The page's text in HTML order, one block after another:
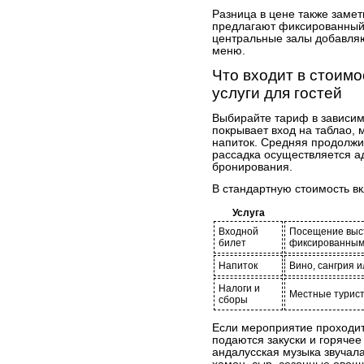
Разница в цене также
предлагают
центральные залы
меню.
Что входит в
услуги для гостей
Выбирайте тариф в
покрывает вход на таблао,
напиток. Средняя
рассадка осуществляется
бронирования.
В стандартную стоимость
Услуга
Входной
билет
Посещение
Напиток
Вино, сангрия
Налоги и
сборы
Местные
Если мероприятие
подаются закуски и
андалусская музыка